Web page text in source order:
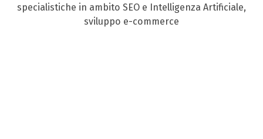
specialistiche in ambito SEO e Intelligenza Artificiale,
sviluppo e-commerce